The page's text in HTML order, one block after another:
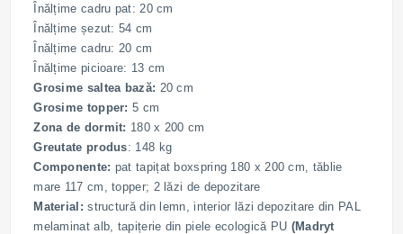
Înălțime cadru pat: 20 cm
Înălțime șezut: 54 cm
Înălțime cadru: 20 cm
Înălțime picioare: 13 cm
Grosime saltea bază: 20 cm
Grosime topper: 5 cm
Zona de dormit: 180 x 200 cm
Greutate produs: 148 kg
Componente: pat tapițat boxspring 180 x 200 cm, tăblie
mare 117 cm, topper; 2 lăzi de depozitare
Material: structură din lemn, interior lăzi depozitare din PAL
melaminat alb, tapițerie din piele ecologică PU (Madryt